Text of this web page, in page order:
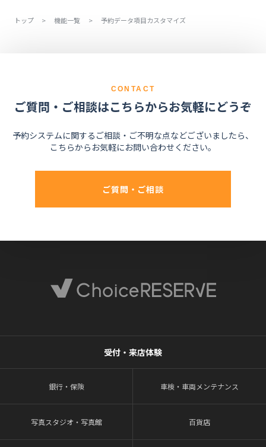
トップ > 機能一覧 > 予約データ項目カスタマイズ
CONTACT
ご質問・ご相談はこちらからお気軽にどうぞ
予約システムに関するご相談・ご不明な点などございましたら、
こちらからお気軽にお問い合わせください。
ご質問・ご相談
受付・来店体験
銀行・保険 車検・車両メンテナンス
写真スタジオ・写真館 百貨店